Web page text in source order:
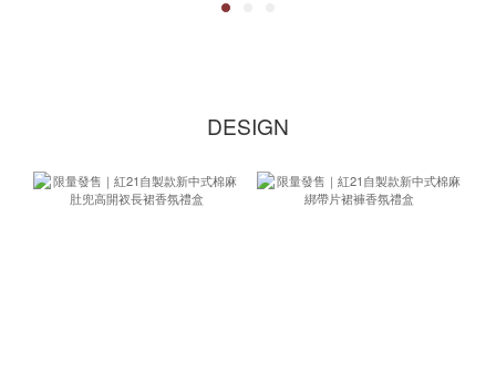
DESIGN